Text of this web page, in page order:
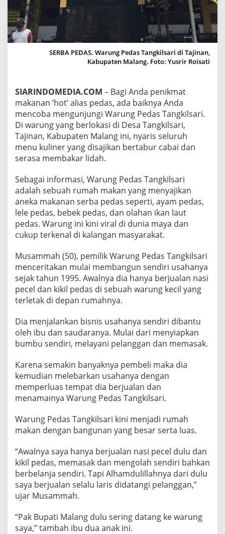
N
G
P
S
T
A
N
G
K
I
A
I
SERBA PEDAS. Warung Pedas Tangkilsari di Tajinan,
Kabupaten Malang. Foto: Yusrir Roisati
SIARINDOMEDIA.COM – Bagi Anda penikmat
makanan ‘hot’ alias pedas, ada baiknya Anda
mencoba mengunjungi Warung Pedas Tangkilsari.
Di warung yang berlokasi di Desa Tangkilsari,
Tajinan, Kabupaten Malang ini, nyaris seluruh
menu kuliner yang disajikan bertabur cabai dan
serasa membakar lidah.
Sebagai informasi, Warung Pedas Tangkilsari
adalah sebuah rumah makan yang menyajikan
aneka makanan serba pedas seperti, ayam pedas,
lele pedas, bebek pedas, dan olahan ikan laut
pedas. Warung ini kini viral di dunia maya dan
cukup terkenal di kalangan masyarakat.
Musammah (50), pemilik Warung Pedas Tangkilsari
menceritakan mulai membangun sendiri usahanya
sejak tahun 1995. Awalnya dia hanya berjualan nasi
pecel dan kikil pedas di sebuah warung kecil yang
terletak di depan rumahnya.
Dia menjalankan bisnis usahanya sendiri dibantu
oleh ibu dan saudaranya. Mulai dari menyiapkan
bumbu sendiri, melayani pelanggan dan memasak.
Karena semakin banyaknya pembeli maka dia
kemudian melebarkan usahanya dengan
memperluas tempat dia berjualan dan
menamainya Warung Pedas Tangkilsari.
Warung Pedas Tangkilsari kini menjadi rumah
makan dengan bangunan yang besar serta luas.
“Awalnya saya hanya berjualan nasi pecel dulu dan
kikil pedas, memasak dan mengolah sendiri bahkan
berbelanja sendiri. Tapi Alhamdulillahnya dari dulu
saya berjualan selalu laris didatangi pelanggan,”
ujar Musammah.
“Pak Bupati Malang dulu sering datang ke warung
saya,” tambah ibu dua anak ini.